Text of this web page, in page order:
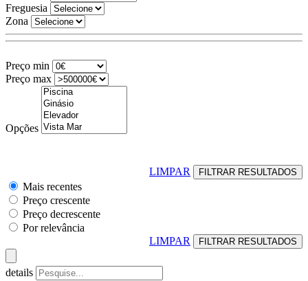
Freguesia
Zona
Preço min
Preço max
Opções
LIMPAR
Mais recentes
Preço crescente
Preço decrescente
Por relevância
LIMPAR
details